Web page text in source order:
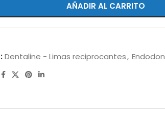
AÑADIR AL CARRITO
Dentaline - Limas reciprocantes,